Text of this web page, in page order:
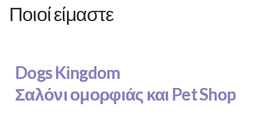
Ποιοί είμαστε
Dogs Kingdom
Σαλόνι ομορφιάς και Pet Shop